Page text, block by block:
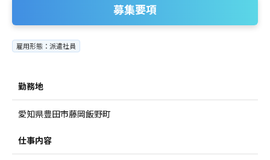
募集要項
雇用形態：派遣社員
勤務地
愛知県豊田市藤岡飯野町
仕事内容